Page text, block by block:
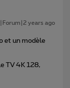
years ago
et un modèle
TV 4K 128,